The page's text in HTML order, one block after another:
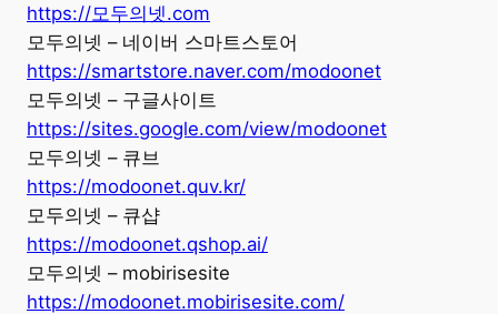
https://모두의넷.com
모두의넷 – 네이버 스마트스토어
https://smartstore.naver.com/modoonet
모두의넷 – 구글사이트
https://sites.google.com/view/modoonet
모두의넷 – 큐브
https://modoonet.quv.kr/
모두의넷 – 큐샵
https://modoonet.qshop.ai/
모두의넷 – mobirisesite
https://modoonet.mobirisesite.com/